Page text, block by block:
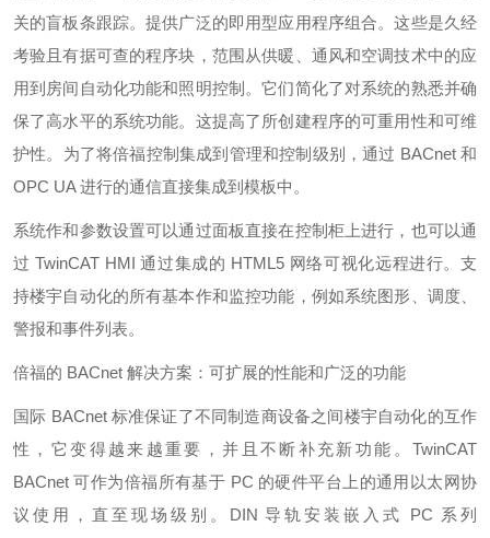
关的盲板条跟踪。提供广泛的即用型应用程序组合。这些是久经
考验且有据可查的程序块，范围从供暖、通风和空调技术中的应
用到房间自动化功能和照明控制。它们简化了对系统的熟悉并确
保了高水平的系统功能。这提高了所创建程序的可重用性和可维
护性。为了将倍福控制集成到管理和控制级别，通过 BACnet 和
OPC UA 进行的通信直接集成到模板中。
系统作和参数设置可以通过面板直接在控制柜上进行，也可以通
过 TwinCAT HMI 通过集成的 HTML5 网络可视化远程进行。支
持楼宇自动化的所有基本作和监控功能，例如系统图形、调度、
警报和事件列表。
倍福的 BACnet 解决方案：可扩展的性能和广泛的功能
国际 BACnet 标准保证了不同制造商设备之间楼宇自动化的互作
性，它变得越来越重要，并且不断补充新功能。TwinCAT
BACnet 可作为倍福所有基于 PC 的硬件平台上的通用以太网协
议使用，直至现场级别。DIN 导轨安装嵌入式 PC 系列